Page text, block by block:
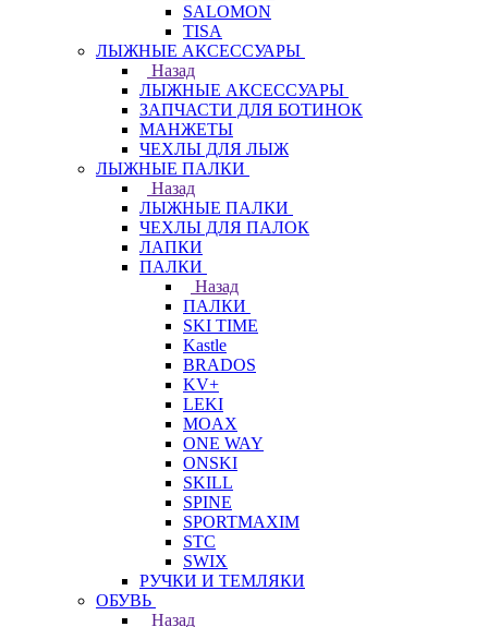
SALOMON
TISA
ЛЫЖНЫЕ АКСЕССУАРЫ
Назад
ЛЫЖНЫЕ АКСЕССУАРЫ
ЗАПЧАСТИ ДЛЯ БОТИНОК
МАНЖЕТЫ
ЧЕХЛЫ ДЛЯ ЛЫЖ
ЛЫЖНЫЕ ПАЛКИ
Назад
ЛЫЖНЫЕ ПАЛКИ
ЧЕХЛЫ ДЛЯ ПАЛОК
ЛАПКИ
ПАЛКИ
Назад
ПАЛКИ
SKI TIME
Kastle
BRADOS
KV+
LEKI
MOAX
ONE WAY
ONSKI
SKILL
SPINE
SPORTMAXIM
STC
SWIX
РУЧКИ И ТЕМЛЯКИ
ОБУВЬ
Назад